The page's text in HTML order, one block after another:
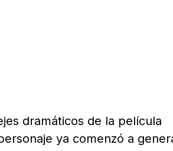
dramáticos de la película
ya comenzó a